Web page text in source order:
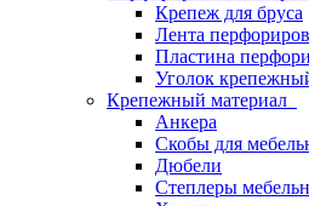
Крепеж для бруса
Лента
Пластина
Уголок
Крепежный материал
Анкера
Скобы для
Дюбели
Степлеры